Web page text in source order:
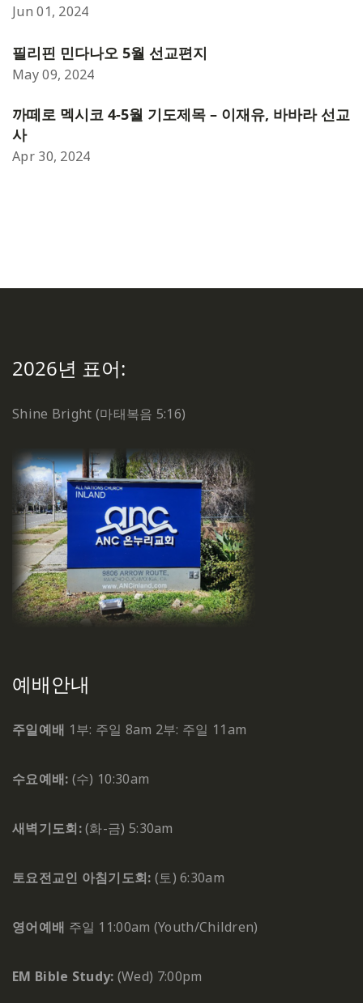
Jun 01, 2024
필리핀 민다나오 5월 선교편지
May 09, 2024
까떼로 멕시코 4-5월 기도제목 – 이재유, 바바라 선교
사
Apr 30, 2024
2026년 표어:
Shine Bright (마태복음 5:16)
예배안내
주일예배 1부: 주일 8am 2부: 주일 11am
수요예배: (수) 10:30am
새벽기도회:(화-금) 5:30am
토요전교인 아침기도회: (토) 6:30am
영어예배 주일 11:00am (Youth/Children)
EM Bible Study: (Wed) 7:00pm